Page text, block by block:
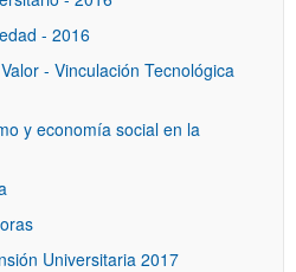
- 2016
- Vinculación Tecnológica
y economía social en la
Universitaria 2017